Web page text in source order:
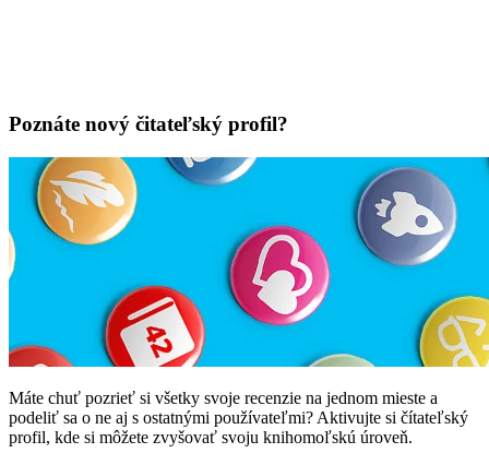
Poznáte nový čitateľský profil?
Máte chuť pozrieť si všetky svoje recenzie na jednom mieste a
podeliť sa o ne aj s ostatnými používateľmi? Aktivujte si čítateľský
profil, kde si môžete zvyšovať svoju knihomoľskú úroveň.